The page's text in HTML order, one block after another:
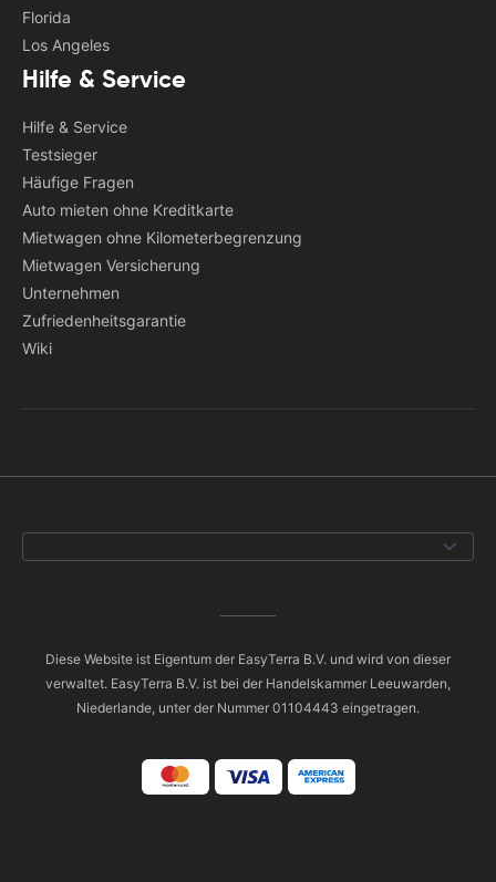
Florida
Los Angeles
Hilfe & Service
Hilfe & Service
Testsieger
Häufige Fragen
Auto mieten ohne Kreditkarte
Mietwagen ohne Kilometerbegrenzung
Mietwagen Versicherung
Unternehmen
Zufriedenheitsgarantie
Wiki
Diese Website ist Eigentum der EasyTerra B.V. und wird von dieser
verwaltet. EasyTerra B.V. ist bei der Handelskammer Leeuwarden,
Niederlande, unter der Nummer 01104443 eingetragen.